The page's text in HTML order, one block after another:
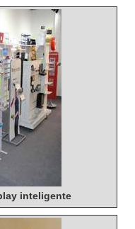
inteligente